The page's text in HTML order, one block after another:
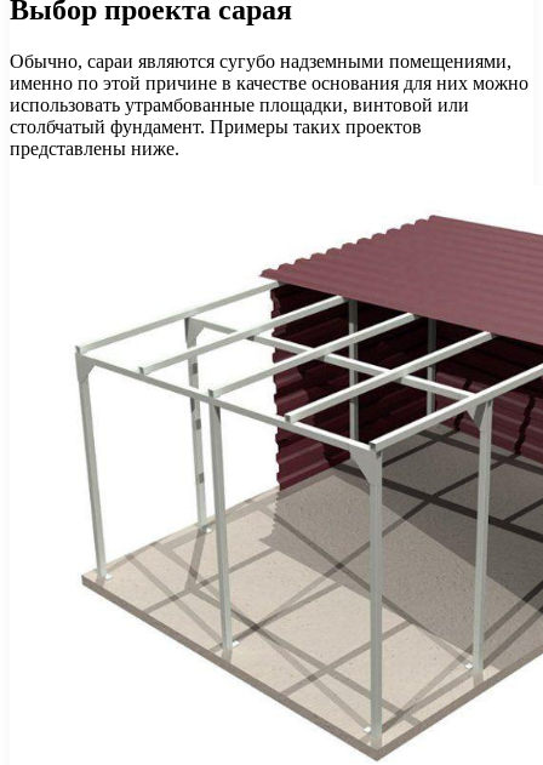
Выбор проекта сарая
Обычно, сараи являются сугубо надземными помещениями,
именно по этой причине в качестве основания для них можно
использовать утрамбованные площадки, винтовой или
столбчатый фундамент. Примеры таких проектов
представлены ниже.